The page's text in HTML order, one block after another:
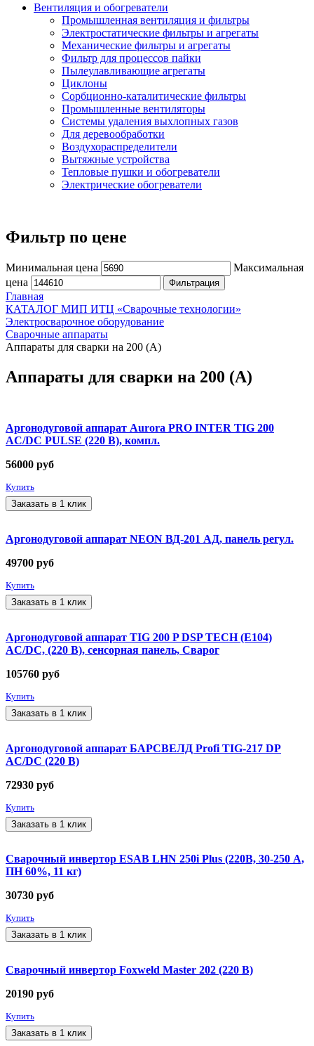
Вентиляция и обогреватели
Промышленная вентиляция и фильтры
Электростатические фильтры и агрегаты
Механические фильтры и агрегаты
Фильтр для процессов пайки
Пылеулавливающие агрегаты
Циклоны
Сорбционно-каталитические фильтры
Промышленные вентиляторы
Системы удаления выхлопных газов
Для деревообработки
Воздухораспределители
Вытяжные устройства
Тепловые пушки и обогреватели
Электрические обогреватели
Фильтр по цене
Минимальная цена
Максимальная
цена
Фильтрация
Главная
КАТАЛОГ МИП ИТЦ «Сварочные технологии»
Электросварочное оборудование
Сварочные аппараты
Аппараты для сварки на 200 (А)
Аппараты для сварки на 200 (А)
Аргонодуговой аппарат Aurora PRO INTER TIG 200
AC/DC PULSE (220 В), компл.
56000 руб
Купить
Заказать в 1 клик
Аргонодуговой аппарат NEON ВД-201 АД, панель регул.
49700 руб
Купить
Заказать в 1 клик
Аргонодуговой аппарат TIG 200 P DSP TECH (E104)
AC/DC, (220 В), сенсорная панель, Сварог
105760 руб
Купить
Заказать в 1 клик
Аргонодуговой аппарат БАРСВЕЛД Profi TIG-217 DP
AC/DC (220 В)
72930 руб
Купить
Заказать в 1 клик
Сварочный инвертор ESAB LHN 250i Plus (220В, 30-250 А,
ПН 60%, 11 кг)
30730 руб
Купить
Заказать в 1 клик
Сварочный инвертор Foxweld Master 202 (220 В)
20190 руб
Купить
Заказать в 1 клик